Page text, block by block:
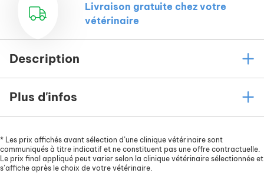
Livraison gratuite chez votre
vétérinaire
Description
Plus d'infos
* Les prix affichés avant sélection d’une clinique vétérinaire sont
communiqués à titre indicatif et ne constituent pas une offre contractuelle.
Le prix final appliqué peut varier selon la clinique vétérinaire sélectionnée et
s’affiche après le choix de votre vétérinaire.